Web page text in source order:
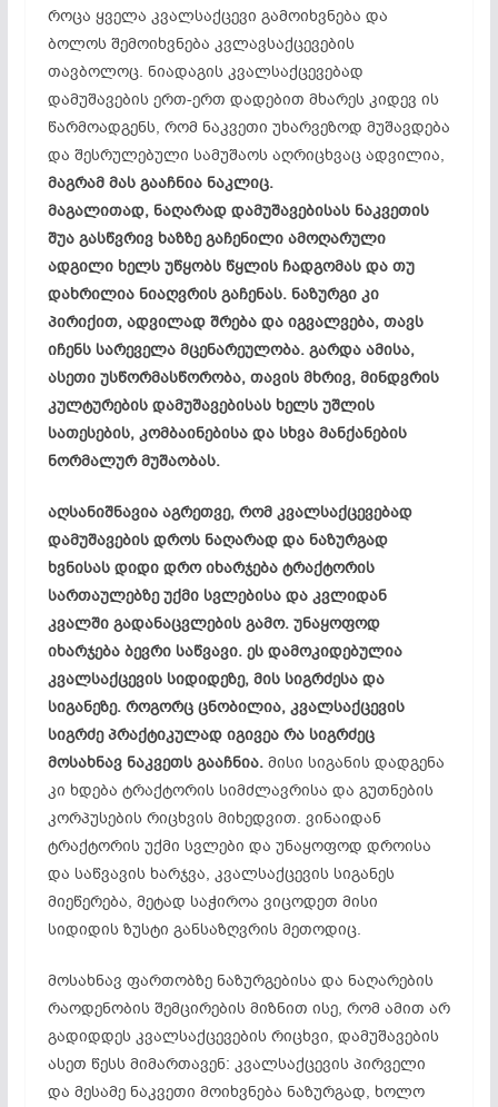
როცა ყველა კვალსაქცევი გამოიხვნება და
ბოლოს შემოიხვნება კვლავსაქცევების
თავბოლოც. ნიადაგის კვალსაქცევებად
დამუშავების ერთ-ერთ დადებით მხარეს კიდევ ის
წარმოადგენს, რომ ნაკვეთი უხარვეზოდ მუშავდება
და შესრულებული სამუშაოს აღრიცხვაც ადვილია,
მაგრამ მას გააჩნია ნაკლიც.
მაგალითად, ნაღარად დამუშავებისას ნაკვეთის
შუა გასწვრივ ხაზზე გაჩენილი ამოღარული
ადგილი ხელს უწყობს წყლის ჩადგომას და თუ
დახრილია ნიაღვრის გაჩენას. ნაზურგი კი
პირიქით, ადვილად შრება და იგვალვება, თავს
იჩენს სარეველა მცენარეულობა. გარდა ამისა,
ასეთი უსწორმასწორობა, თავის მხრივ, მინდვრის
კულტურების დამუშავებისას ხელს უშლის
სათესების, კომბაინებისა და სხვა მანქანების
ნორმალურ მუშაობას.
აღსანიშნავია აგრეთვე, რომ კვალსაქცევებად
დამუშავების დროს ნაღარად და ნაზურგად
ხვნისას დიდი დრო იხარჯება ტრაქტორის
სართაულებზე უქმი სვლებისა და კვლიდან
კვალში გადანაცვლების გამო. უნაყოფოდ
იხარჯება ბევრი საწვავი. ეს დამოკიდებულია
კვალსაქცევის სიდიდეზე, მის სიგრძესა და
სიგანეზე. როგორც ცნობილია, კვალსაქცევის
სიგრძე პრაქტიკულად იგივეა რა სიგრძეც
მოსახნავ ნაკვეთს გააჩნია.მისი სიგანის დადგენა
კი ხდება ტრაქტორის სიმძლავრისა და გუთნების
კორპუსების რიცხვის მიხედვით. ვინაიდან
ტრაქტორის უქმი სვლები და უნაყოფოდ დროისა
და საწვავის ხარჯვა, კვალსაქცევის სიგანეს
მიეწერება, მეტად საჭიროა ვიცოდეთ მისი
სიდიდის ზუსტი განსაზღვრის მეთოდიც.
მოსახნავ ფართობზე ნაზურგებისა და ნაღარების
რაოდენობის შემცირების მიზნით ისე, რომ ამით არ
გადიდდეს კვალსაქცევების რიცხვი, დამუშავების
ასეთ წესს მიმართავენ: კვალსაქცევის პირველი
და მესამე ნაკვეთი მოიხვნება ნაზურგად, ხოლო